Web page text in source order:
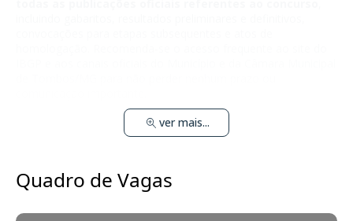
ver mais...
Quadro de Vagas